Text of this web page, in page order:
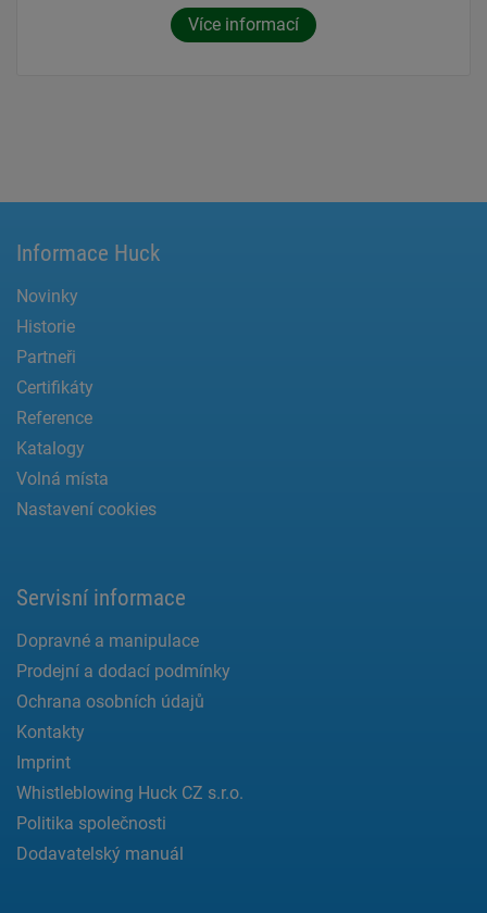
Více informací
Informace Huck
Novinky
Historie
Partneři
Certifikáty
Reference
Katalogy
Volná místa
Nastavení cookies
Servisní informace
Dopravné a manipulace
Prodejní a dodací podmínky
Ochrana osobních údajů
Kontakty
Imprint
Whistleblowing Huck CZ s.r.o.
Politika společnosti
Dodavatelský manuál